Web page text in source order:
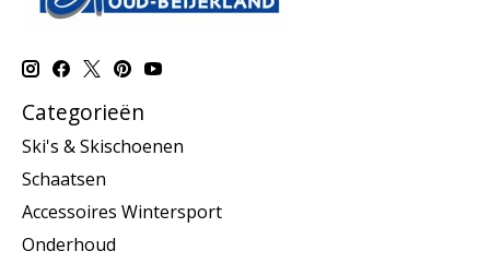
Categorieën
Ski's & Skischoenen
Schaatsen
Accessoires Wintersport
Onderhoud